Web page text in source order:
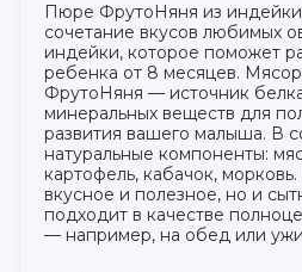
Пюре ФрутоНяня из
сочетание вкусов любимых
индейки, которое поможет
ребенка от 8 месяцев.
ФрутоНяня — источник
минеральных веществ для
развития вашего малыша. В
натуральные компоненты:
картофель, кабачок,
вкусное и полезное, но и
подходит в качестве
— например, на обед или